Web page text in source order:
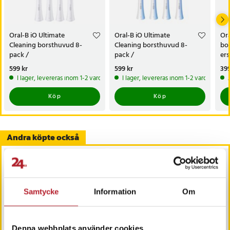
Samtycke Information Om
Denna webbplats använder cookies
Oral-B iO Ultimate
Cleaning borsthuvud 8-
pack /
ersättningsborsthuvud för
Oral-B iO / tandborsthuvud
för djup rengöring
Pris:599 kr
599 kr
I lager, levereras inom 1-2 vardagar
Köp
Oral-B iO Ultimate
Cleaning borsthuvud 8-
pack /
ersättningsborsthuvud för
Oral-B iO / tandborsthuvud
för djup rengöring
Pris:599 kr
599 kr
I lager, levereras inom 1-2 vardagar
Köp
Andra köpte också